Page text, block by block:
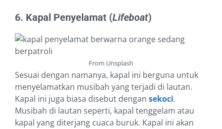
6. Kapal Penyelamat (Lifeboat)
From Unsplash
Sesuai dengan namanya, kapal ini berguna untuk
menyelamatkan musibah yang terjadi di lautan.
Kapal ini juga biasa disebut dengan sekoci.
Musibah di lautan seperti, kapal tenggelam atau
kapal yang diterjang cuaca buruk. Kapal ini akan